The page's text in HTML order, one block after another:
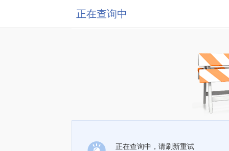
正在查询中
正在查询中，请刷新重试